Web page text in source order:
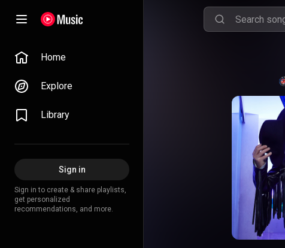
Home
Explore
Library
Sign in
Sign in to create & share playlists,
get personalized
recommendations, and more.